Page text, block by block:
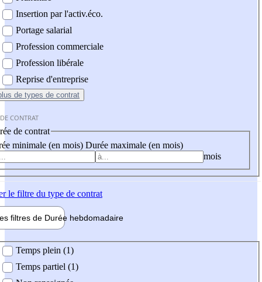
Insertion par l'activ.éco.
Portage salarial
Profession commerciale
Profession libérale
Reprise d'entreprise
de types de contrat
CONTRAT
de contrat
minimale (en mois) Durée maximale (en mois)
mois
le filtre du type de contrat
filtres de Durée hebdomadaire
Temps plein (1)
Temps partiel (1)